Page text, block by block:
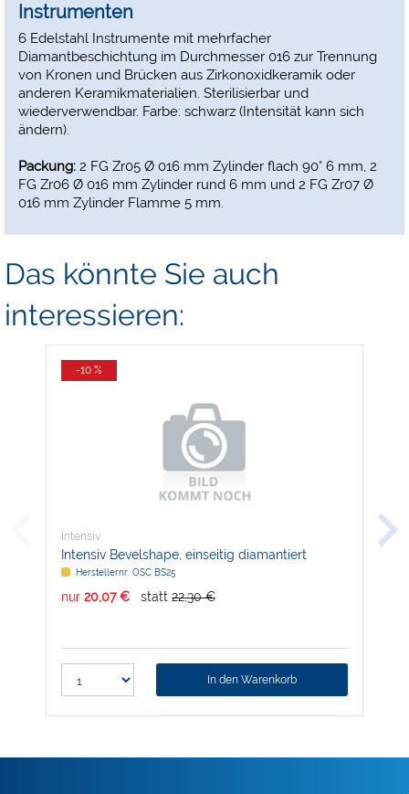
Instrumenten
6 Edelstahl Instrumente mit mehrfacher
Diamantbeschichtung im Durchmesser 016 zur Trennung
von Kronen und Brücken aus Zirkonoxidkeramik oder
anderen Keramikmaterialien. Sterilisierbar und
wiederverwendbar. Farbe: schwarz (Intensität kann sich
ändern).
Packung: 2 FG Zr05 Ø 016 mm Zylinder flach 90° 6 mm, 2
FG Zr06 Ø 016 mm Zylinder rund 6 mm und 2 FG Zr07 Ø
016 mm Zylinder Flamme 5 mm.
Das könnte Sie auch
interessieren:
-10 %
Intensiv
Intensiv Bevelshape, einseitig diamantiert
Herstellernr: OSC BS25
nur 20,07 € statt 22,30 €
In den Warenkorb